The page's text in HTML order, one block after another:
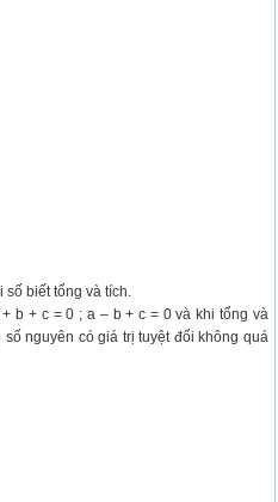
số biết tổng và tích.
b + c = 0 ; a – b + c = 0 và khi tổng và
nguyên có giá trị tuyệt đối không quá